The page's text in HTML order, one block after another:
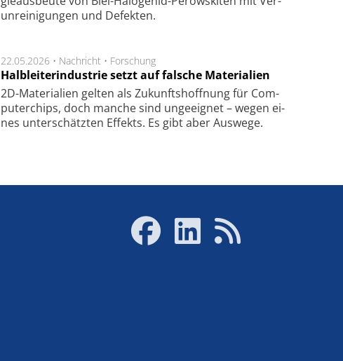
unrei­ni­gung­en und De­fek­ten.
22.05.2026 • Nachricht • Forschung
Halbleiterindustrie setzt auf falsche Materialien
2D-Mate­ri­a­li­en gel­ten als Zu­kunfts­hoff­nung für Com­
pu­ter­chips, doch man­che sind un­ge­eig­net – we­gen ei­
nes un­ter­schätz­ten Ef­fekts. Es gibt aber Aus­we­ge.